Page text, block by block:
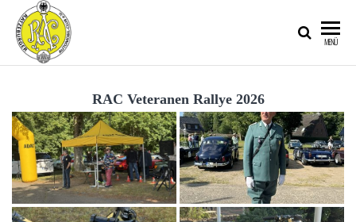
AUTOMOBIL-
CLUB IM
ADAC E.V.
MENÜ
RAC Veteranen Rallye 2026